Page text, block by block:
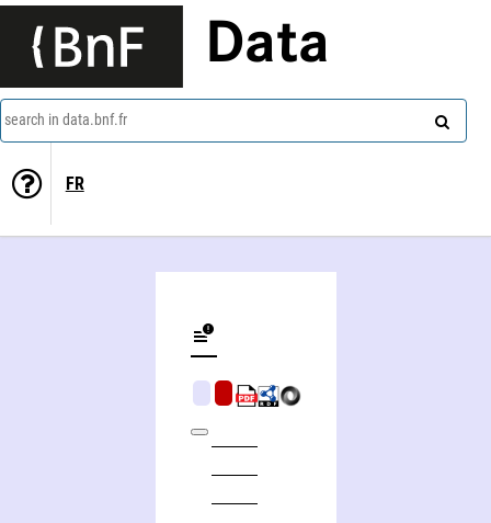
Data
search in data.bnf.fr
FR